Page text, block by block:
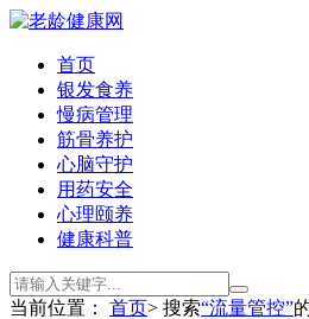
首页
银发食养
慢病管理
筋骨养护
心脑守护
用药安全
心理颐养
健康科普
当前位置： 首页> 搜索“流量管控”